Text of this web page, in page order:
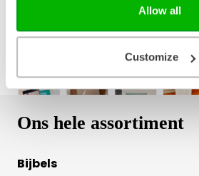
Allow all
Customize
Ons hele assortiment
Bijbels